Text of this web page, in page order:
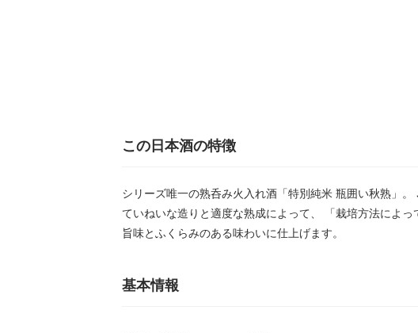
この日本酒の特徴
シリーズ唯一の熟呑み火入れ酒「特別純米 瓶囲い秋熟」。
ていねいな造りと適度な熟成によって、 「栽培方法によ
旨味とふくらみのある味わいに仕上げます。
基本情報